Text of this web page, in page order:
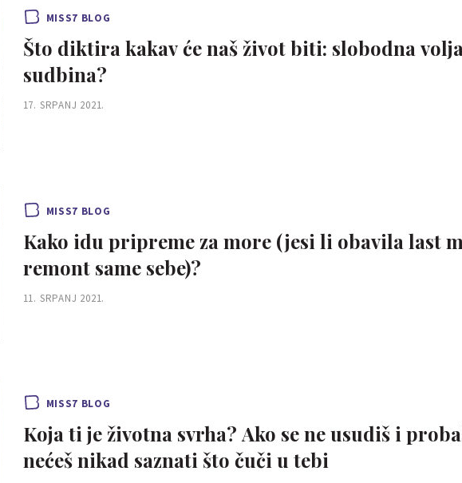
MISS7 BLOG
Što diktira kakav će naš život biti: slobodna
sudbina?
17. SRPANJ 2021.
MISS7 BLOG
Kako idu pripreme za more (jesi li obavila last
remont same sebe)?
11. SRPANJ 2021.
MISS7 BLOG
Koja ti je životna svrha? Ako se ne usudiš i
nećeš nikad saznati što čuči u tebi